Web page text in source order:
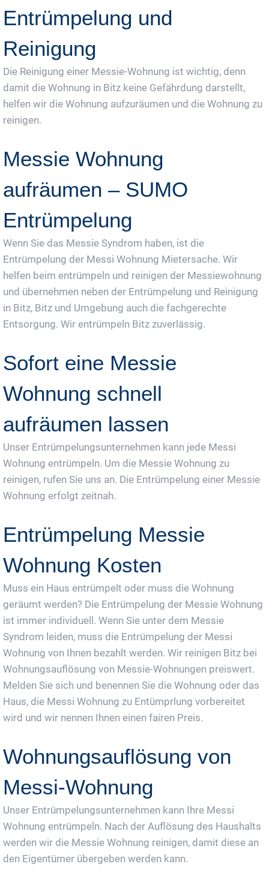
Entrümpelung und
Reinigung
Die Reinigung einer Messie-Wohnung ist wichtig, denn
damit die Wohnung in Bitz keine Gefährdung darstellt,
helfen wir die Wohnung aufzuräumen und die Wohnung zu
reinigen.
Messie Wohnung
aufräumen – SUMO
Entrümpelung
Wenn Sie das Messie Syndrom haben, ist die
Entrümpelung der Messi Wohnung Mietersache. Wir
helfen beim entrümpeln und reinigen der Messiewohnung
und übernehmen neben der Entrümpelung und Reinigung
in Bitz, Bitz und Umgebung auch die fachgerechte
Entsorgung. Wir entrümpeln Bitz zuverlässig.
Sofort eine Messie
Wohnung schnell
aufräumen lassen
Unser Entrümpelungsunternehmen kann jede Messi
Wohnung entrümpeln. Um die Messie Wohnung zu
reinigen, rufen Sie uns an. Die Entrümpelung einer Messie
Wohnung erfolgt zeitnah.
Entrümpelung Messie
Wohnung Kosten
Muss ein Haus entrümpelt oder muss die Wohnung
geräumt werden? Die Entrümpelung der Messie Wohnung
ist immer individuell. Wenn Sie unter dem Messie
Syndrom leiden, muss die Entrümpelung der Messi
Wohnung von Ihnen bezahlt werden. Wir reinigen Bitz bei
Wohnungsauflösung von Messie-Wohnungen preiswert.
Melden Sie sich und benennen Sie die Wohnung oder das
Haus, die Messi Wohnung zu Entümprlung vorbereitet
wird und wir nennen Ihnen einen fairen Preis.
Wohnungsauflösung von
Messi-Wohnung
Unser Entrümpelungsunternehmen kann Ihre Messi
Wohnung entrümpeln. Nach der Auflösung des Haushalts
werden wir die Messie Wohnung reinigen, damit diese an
den Eigentümer übergeben werden kann.